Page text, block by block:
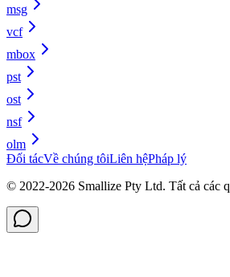
msg
vcf
mbox
pst
ost
nsf
olm
Đối tácVề chúng tôiLiên hệPháp lý
© 2022-2026 Smallize Pty Ltd. Tất cả các